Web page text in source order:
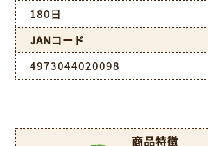
180日
JANコード
4973044020098
商品特徴